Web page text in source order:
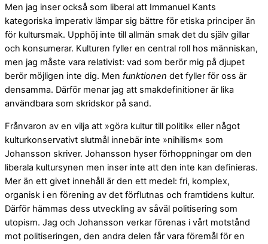
Men jag inser också som liberal att Immanuel Kants
kategoriska imperativ lämpar sig bättre för etiska principer än
för kultursmak. Upphöj inte till allmän smak det du själv gillar
och konsumerar. Kulturen fyller en central roll hos människan,
men jag måste vara relativist: vad som berör mig på djupet
berör möjligen inte dig. Men funktionen det fyller för oss är
densamma. Därför menar jag att smakdefinitioner är lika
användbara som skridskor på sand.
Frånvaron av en vilja att »göra kultur till politik« eller något
kulturkonservativt slutmål innebär inte »nihilism« som
Johansson skriver. Johansson hyser förhoppningar om den
liberala kultursynen men inser inte att den inte kan definieras.
Mer än ett givet innehåll är den ett medel: fri, komplex,
organisk i en förening av det förflutnas och framtidens kultur.
Därför hämmas dess utveckling av såväl politisering som
utopism. Jag och Johansson verkar förenas i vårt motstånd
mot politiseringen, den andra delen får vara föremål för en